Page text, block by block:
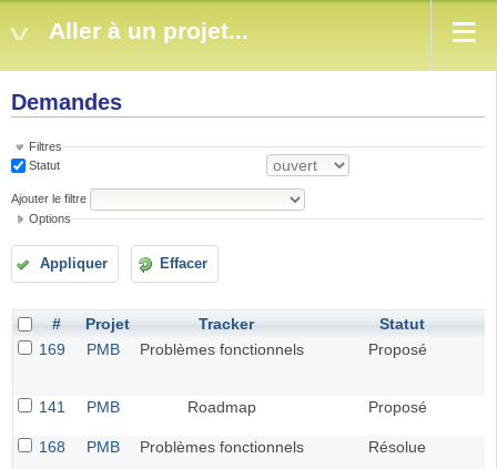
Aller à un projet...
Demandes
Filtres
Statut
Ajouter le filtre
Options
Appliquer Effacer
# Projet Tracker Statut
169
PMB Problèmes fonctionnels Proposé
141 PMB Roadmap Proposé
168 PMB Problèmes fonctionnels Résolue